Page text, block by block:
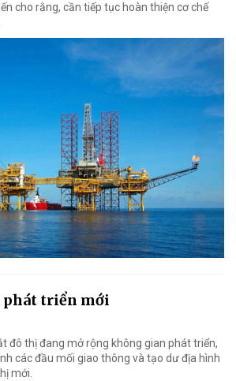
cho rằng, cần tiếp tục hoàn thiện cơ chế
phát triển mới
đô thị đang mở rộng không gian phát triển,
các đầu mối giao thông và tạo dư địa hình
mới.